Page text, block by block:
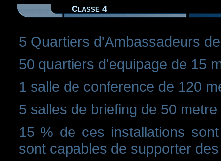
Classe 4
5 Quartiers d'Ambassadeurs
50 quartiers d'equipage de 15
1 salle de conference de 120
5 salles de briefing de 50
15 % de ces installations
sont capables de supporter